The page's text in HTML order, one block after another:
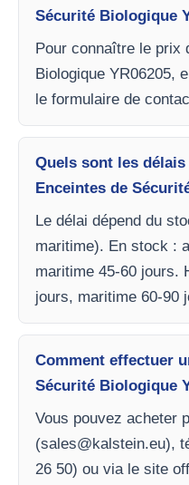
Sécurité Biologique
Pour connaître le prix
Biologique YR06205,
le formulaire de
Quels sont les
Enceintes de
Le délai dépend du
maritime). En stock :
maritime 45-60 jours.
jours, maritime 60-90
Comment effectuer
Sécurité Biologique
Vous pouvez acheter
(sales@kalstein.eu),
26 50) ou via le site